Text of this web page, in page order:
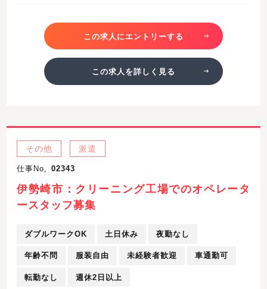
この求人にエントリーする
この求人を詳しく見る
その他 派遣
仕事No, 02343
伊勢崎市：クリーニング工場でのオペレータ
ースタッフ募集
ダブルワークOK 土日休み 夜勤なし
年齢不問 服装自由 未経験者歓迎 車通勤可
転勤なし 週休2日以上